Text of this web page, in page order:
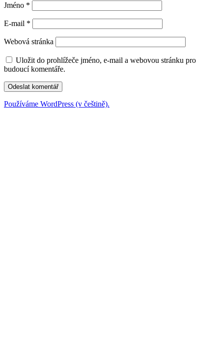
Jméno *
E-mail *
Webová stránka
Uložit do prohlížeče jméno, e-mail a webovou stránku pro
budoucí komentáře.
Používáme WordPress (v češtině).